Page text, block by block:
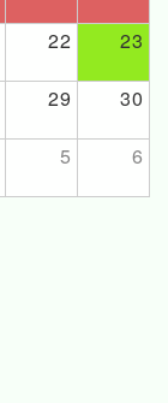
22 23
29 30
5 6